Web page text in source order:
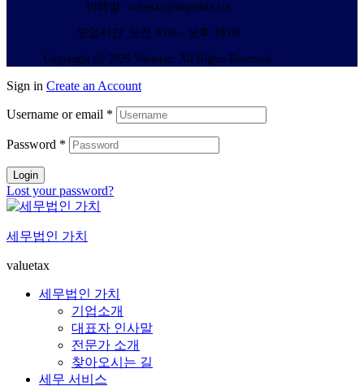
이메일: valuetax@superbiz.tax
영업시간: 오전 9:00 – 오후 18:00
Copyright ⓒ 2025 Valuetax. All Rights Reserved.
Sign in Create an Account
Username or email *
Password *
Login
Lost your password?
세무법인 가치
valuetax
세무법인 가치
기업소개
대표자 인사말
전문가 소개
찾아오시는 길
세무 서비스